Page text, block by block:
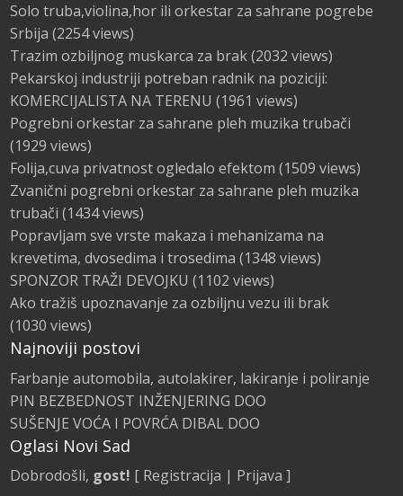
Solo truba,violina,hor ili orkestar za sahrane pogrebe
Srbija (2254 views)
Trazim ozbiljnog muskarca za brak(2032 views)
Pekarskoj industriji potreban radnik na poziciji:
KOMERCIJALISTA NA TERENU (1961 views)
Pogrebni orkestar za sahrane pleh muzika trubači
(1929 views)
Folija,cuva privatnost ogledalo efektom (1509 views)
Zvanični pogrebni orkestar za sahrane pleh muzika
trubači (1434 views)
Popravljam sve vrste makaza i mehanizama na
krevetima, dvosedima i trosedima (1348 views)
SPONZOR TRAŽI DEVOJKU (1102 views)
Ako tražiš upoznavanje za ozbiljnu vezu ili brak
(1030 views)
Najnoviji postovi
Farbanje automobila, autolakirer, lakiranje i poliranje
PIN BEZBEDNOST INŽENJERING DOO
SUŠENJE VOĆA I POVRĆA DIBAL DOO
Oglasi Novi Sad
Dobrodošli, gost! [ Registracija | Prijava ]